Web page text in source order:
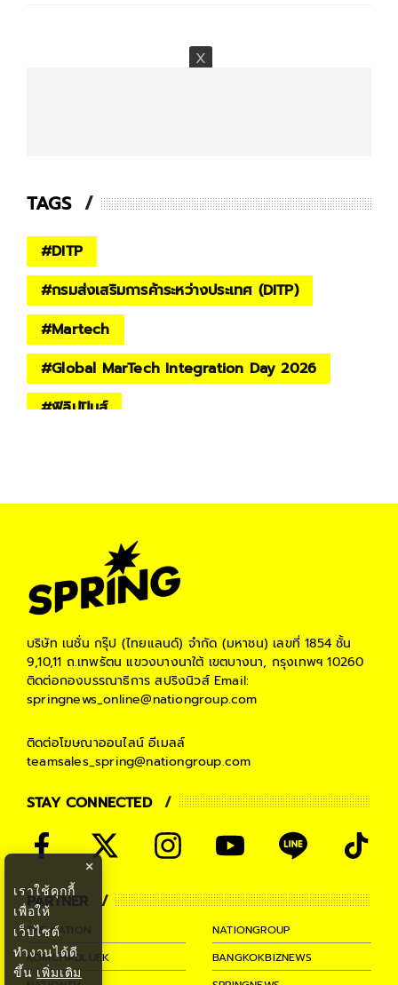
TAGS
#DITP
#กรมส่งเสริมการค้าระหว่างประเทศ (DITP)
#Martech
#Global MarTech Integration Day 2026
#ฟิลิปปินส์
บริษัท เนชั่น กรุ๊ป (ไทยแลนด์) จำกัด (มหาชน) เลขที่ 1854 ชั้น
9,10,11 ถ.เทพรัตน แขวงบางนาใต้ เขตบางนา, กรุงเทพฯ 10260
ติดต่อกองบรรณาธิการ สปริงนิวส์Email:
springnews_online@nationgroup.com
ติดต่อโฆษณาออนไลน์ อีเมลล์
teamsales_spring@nationgroup.com
STAY CONNECTED
PARTNER
THE NATION
NATIONGROUP
KOMCHADLUEK
BANGKOKBIZNEWS
×
เราใช้คุกกี้
เพื่อให้
เว็บไซต์
ทำงานได้ดี
ขึ้น เพิ่มเติม